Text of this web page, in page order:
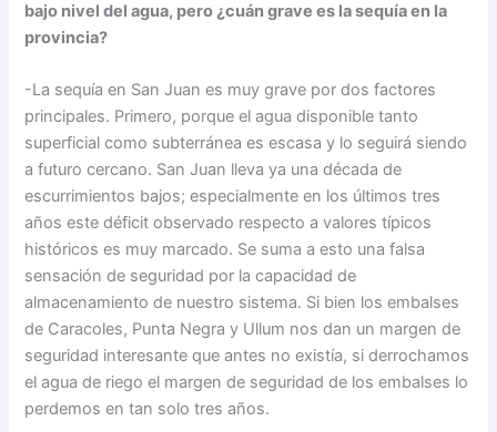
bajo nivel del agua, pero ¿cuán grave es la sequía en la
provincia?
-La sequía en San Juan es muy grave por dos factores
principales. Primero, porque el agua disponible tanto
superficial como subterránea es escasa y lo seguirá siendo
a futuro cercano. San Juan lleva ya una década de
escurrimientos bajos; especialmente en los últimos tres
años este déficit observado respecto a valores típicos
históricos es muy marcado. Se suma a esto una falsa
sensación de seguridad por la capacidad de
almacenamiento de nuestro sistema. Si bien los embalses
de Caracoles, Punta Negra y Ullum nos dan un margen de
seguridad interesante que antes no existía, si derrochamos
el agua de riego el margen de seguridad de los embalses lo
perdemos en tan solo tres años.